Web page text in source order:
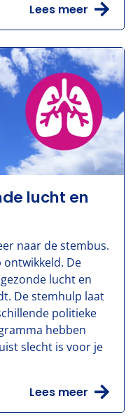
Lees meer
lucht en
naar de stembus.
De
lucht en
De stemhulp laat
politieke
hebben
slecht is voor je
Lees meer